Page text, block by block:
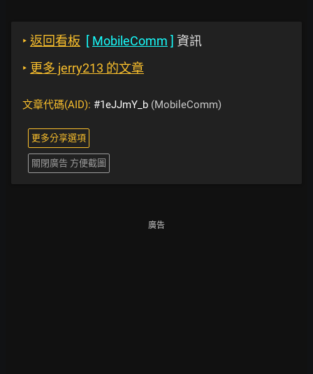
‣ 返回看板 [ MobileComm ] 資訊
‣ 更多 jerry213 的文章
文章代碼(AID): #1eJJmY_b (MobileComm)
更多分享選項
關閉廣告 方便截圖
廣告